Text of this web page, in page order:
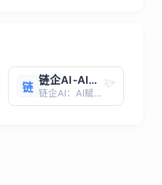
链 链企AI-AI赋能商业搜索与标书写作，助力企业高效决策
链企AI：AI赋能商业搜索与标书写作，助力企业高效决策链企AI（https://www.lianqiai.cn/）是浙江链企智能技术有限公司打造的一站式AI商业搜索与标书写作平台，致力于为企业提供高效、精准的商业信息查询和标书撰写服务。核心功能： AI商业搜索： 告别传统搜索方